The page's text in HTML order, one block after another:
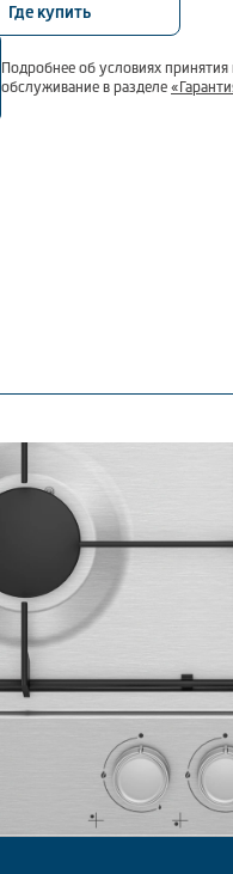
Где купить
Подробнее об условиях принятия
обслуживание в разделе